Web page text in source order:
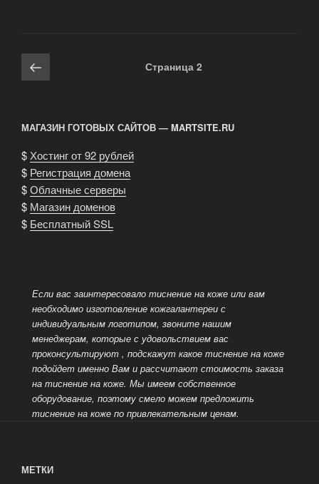
Навигация
по
Предыдущая
страница
Страница 2
МАГАЗИН ГОТОВЫХ САЙТОВ — MARTSITE.RU
$ Хостинг от 92 рублей
$ Регистрация домена
$Облачные серверы
$ Магазин доменов
$ Бесплатный SSL
Если вас заинтересовало тиснение на коже или вам
необходимо изготовление кожгалантереи с
индивидуальным логотипом, звоните нашим
менеджерам, которые с удовольствием вас
проконсультируют , подскажут какое тиснение на коже
подойдет именно Вам и рассчитают стоимость заказа
на тиснение на коже. Мы имеем собственное
оборудование, поэтому смело можем предложить
тиснение на коже по привлекательным ценам.
МЕТКИ